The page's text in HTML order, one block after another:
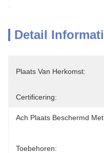
Detail
Plaats Van Herkomst:
Certificering:
Ach Plaats Beschermd
Toebehoren: